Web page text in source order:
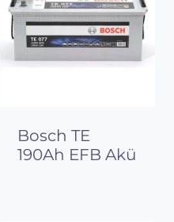
Bosch TE
190Ah EFB Akü